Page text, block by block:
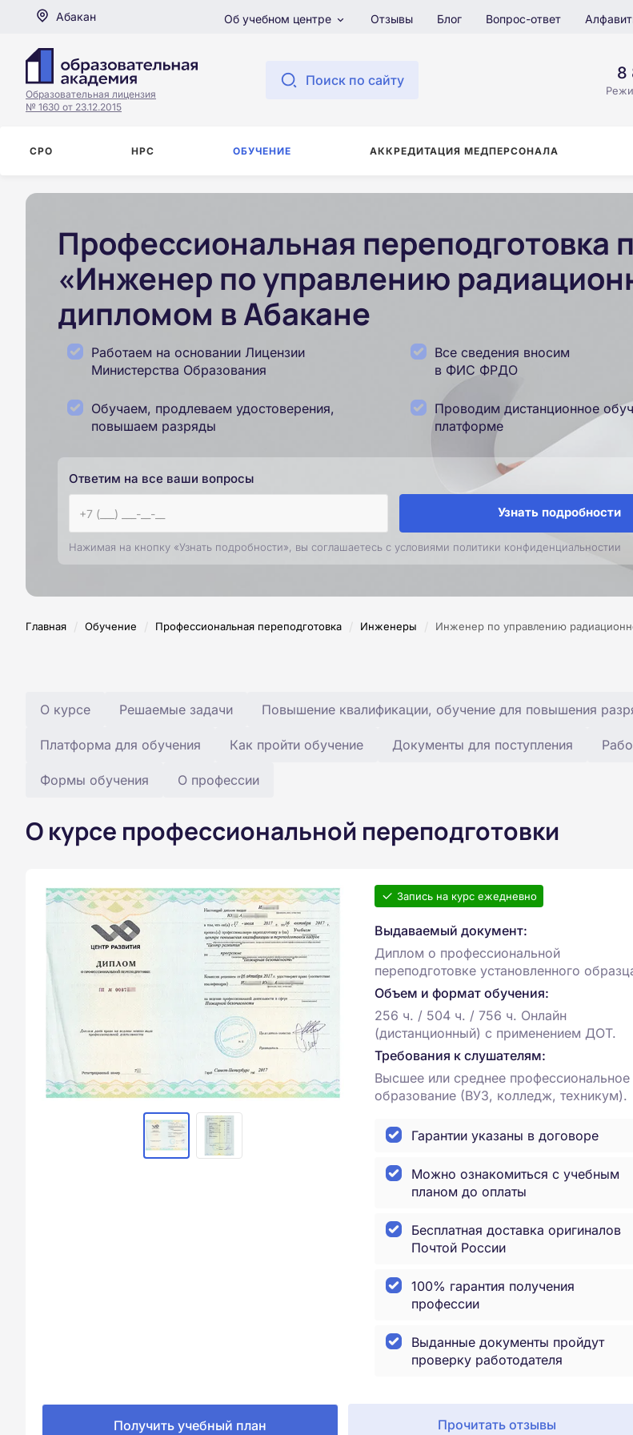
Абакан Об учебном центре Отзывы Блог Вопрос-ответ
Образовательная лицензия
№ 1630 от 23.12.2015
Поиск по сайту 8
СРО НРС ОБУЧЕНИЕ АККРЕДИТАЦИЯ МЕДПЕРСОНАЛА
Профессиональная переподготовка
«Инженер по управлению
дипломом в Абакане
Работаем на основании Лицензии
Министерства Образования
Все сведения вносим
в ФИС ФРДО
Обучаем, продлеваем удостоверения,
повышаем разряды
Проводим дистанционное
платформе
Ответим на все ваши вопросы
Узнать подробности
Нажимая на кнопку «Узнать подробности», вы соглашаетесь с условиями политики конфиденциальностии
Главная / Обучение / Профессиональная переподготовка / Инженеры / Инженер по управлению
О курсе Решаемые задачи Повышение квалификации, обучение для повышения
Платформа для обучения Как пройти обучение Документы для поступления
Формы обучения О профессии
О курсе профессиональной переподготовки
Запись на курс ежедневно
Выдаваемый документ:
Диплом о профессиональной
переподготовке установленного
Объем и формат обучения:
256 ч. / 504 ч. / 756 ч. Онлайн
(дистанционный) с применением ДОТ.
Требования к слушателям:
Высшее или среднее профессиональное
образование (ВУЗ, колледж, техникум).
Гарантии указаны в договоре
Можно ознакомиться с учебным
планом до оплаты
Бесплатная доставка оригиналов
Почтой России
100% гарантия получения
профессии
Выданные документы пройдут
проверку работодателя
Получить учебный план Прочитать отзывы